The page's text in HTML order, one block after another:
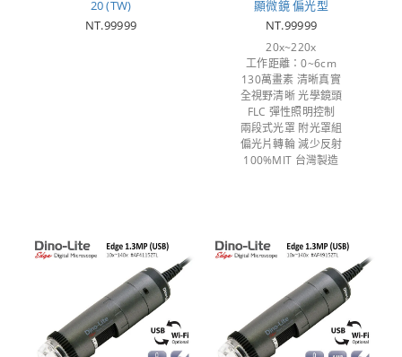
20 (TW)
NT.99999
顯微鏡 偏光型
NT.99999
20x~220x
工作距離：0~6cm
130萬畫素 清晰真實
全視野清晰 光學鏡頭
FLC 彈性照明控制
兩段式光罩 附光罩組
偏光片轉輪 減少反射
100%MIT 台灣製造